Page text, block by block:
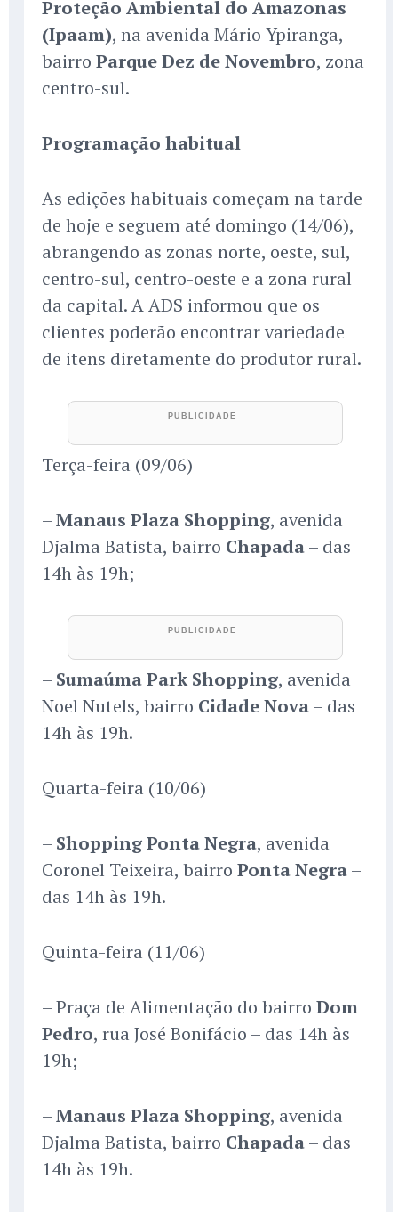
Proteção Ambiental do Amazonas
(Ipaam), na avenida Mário Ypiranga,
bairro Parque Dez de Novembro, zona
centro-sul.
Programação habitual
As edições habituais começam na tarde
de hoje e seguem até domingo (14/06),
abrangendo as zonas norte, oeste, sul,
centro-sul, centro-oeste e a zona rural
da capital. A ADS informou que os
clientes poderão encontrar variedade
de itens diretamente do produtor rural.
Terça-feira (09/06)
–Manaus Plaza Shopping, avenida
Djalma Batista, bairro Chapada– das
14h às 19h;
– Sumaúma Park Shopping, avenida
Noel Nutels, bairro Cidade Nova– das
14h às 19h.
Quarta-feira (10/06)
– Shopping Ponta Negra, avenida
Coronel Teixeira, bairro Ponta Negra–
das 14h às 19h.
Quinta-feira (11/06)
– Praça de Alimentação do bairro Dom
Pedro, rua José Bonifácio – das 14h às
19h;
–Manaus Plaza Shopping, avenida
Djalma Batista, bairro Chapada– das
14h às 19h.